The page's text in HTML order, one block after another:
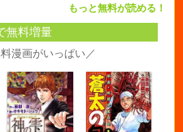
もっと無料が読める！
無料増量
漫画がいっぱい／